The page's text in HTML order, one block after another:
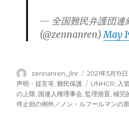
— 全国難民弁護団連
(@zennanren)May
投
稿
者
zennanren_jlnr
投
稿
日:
2021年5月19日
声明・提言等 ,難民保護
タ
グ
UNHCR 入
の上限 国連人権理事会 監理措置 ,補完
停止効の例外／ノン・ルフールマンの